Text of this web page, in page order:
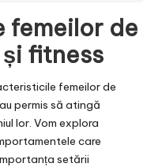
de
fitness
femeilor de
permis să atingă
lor. Vom explora
care
setării